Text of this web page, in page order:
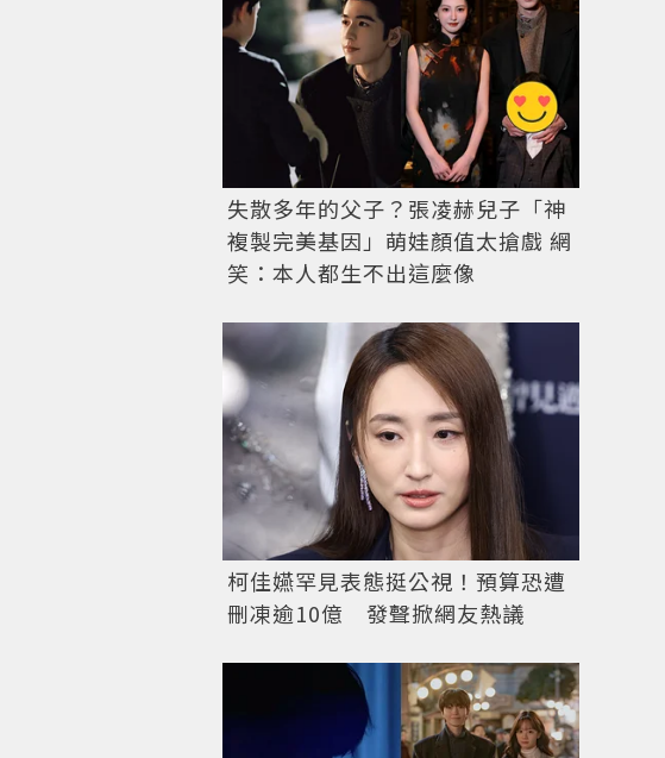
失散多年的父子？張凌赫兒子「神
複製完美基因」萌娃顏值太搶戲 網
笑：本人都生不出這麼像
柯佳嬿罕見表態挺公視！預算恐遭
刪凍逾10億 發聲掀網友熱議